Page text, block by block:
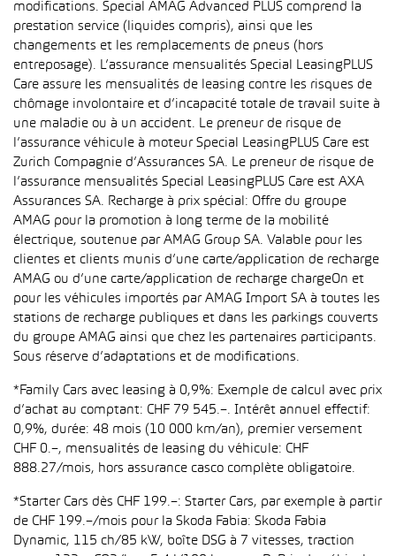
modifications. Special AMAG Advanced PLUS comprend la
prestation service (liquides compris), ainsi que les
changements et les remplacements de pneus (hors
entreposage). L’assurance mensualités Special LeasingPLUS
Care assure les mensualités de leasing contre les risques de
chômage involontaire et d’incapacité totale de travail suite à
une maladie ou à un accident. Le preneur de risque de
l’assurance véhicule à moteur Special LeasingPLUS Care est
Zurich Compagnie d’Assurances SA. Le preneur de risque de
l’assurance mensualités Special LeasingPLUS Care est AXA
Assurances SA. Recharge à prix spécial: Offre du groupe
AMAG pour la promotion à long terme de la mobilité
électrique, soutenue par AMAG Group SA. Valable pour les
clientes et clients munis d’une carte/application de recharge
AMAG ou d’une carte/application de recharge chargeOn et
pour les véhicules importés par AMAG Import SA à toutes les
stations de recharge publiques et dans les parkings couverts
du groupe AMAG ainsi que chez les partenaires participants.
Sous réserve d’adaptations et de modifications.
*Family Cars avec leasing à 0,9%: Exemple de calcul avec prix
d’achat au comptant: CHF 79 545.–. Intérêt annuel effectif:
0,9%, durée: 48 mois (10 000 km/an), premier versement
CHF 0.–, mensualités de leasing du véhicule: CHF
888.27/mois, hors assurance casco complète obligatoire.
*Starter Cars dès CHF 199.–: Starter Cars, par exemple à partir
de CHF 199.–/mois pour la Skoda Fabia: Skoda Fabia
Dynamic, 115 ch/85 kW, boîte DSG à 7 vitesses, traction